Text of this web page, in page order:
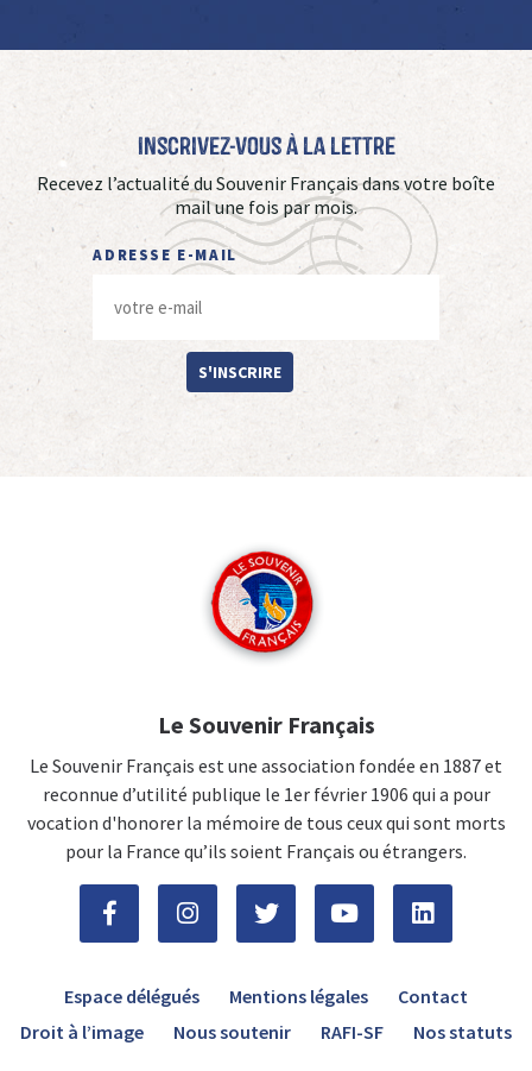
Inscrivez-vous à La Lettre
Recevez l’actualité du Souvenir Français dans votre boîte
mail une fois par mois.
ADRESSE E-MAIL
S'INSCRIRE
Le Souvenir Français
Le Souvenir Français est une association fondée en 1887 et
reconnue d’utilité publique le 1er février 1906 qui a pour
vocation d'honorer la mémoire de tous ceux qui sont morts
pour la France qu’ils soient Français ou étrangers.
Espace délégués Mentions légales
Contact
Droit à l’image
Nous soutenir RAFI-SF Nos statuts